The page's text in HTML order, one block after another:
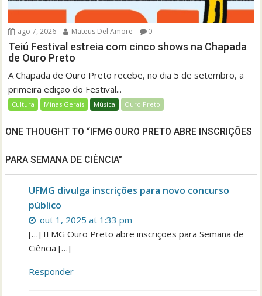
ago 7, 2026 Mateus Del'Amore 0
Teiú Festival estreia com cinco shows na Chapada
de Ouro Preto
A Chapada de Ouro Preto recebe, no dia 5 de setembro, a
primeira edição do Festival...
Cultura Minas Gerais Música Ouro Preto
ONE THOUGHT TO “IFMG OURO PRETO ABRE INSCRIÇÕES
PARA SEMANA DE CIÊNCIA”
UFMG divulga inscrições para novo concurso
público
out 1, 2025 at 1:33 pm
[…] IFMG Ouro Preto abre inscrições para Semana de
Ciência […]
Responder